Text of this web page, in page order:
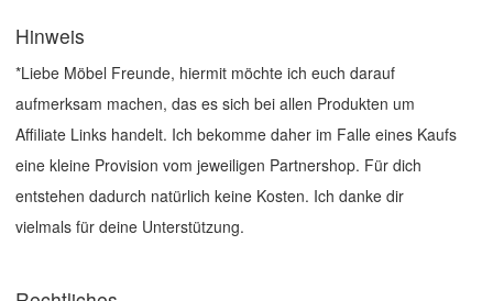
Hinweis
*Liebe Möbel Freunde, hiermit möchte ich euch darauf
aufmerksam machen, das es sich bei allen Produkten um
Affiliate Links handelt. Ich bekomme daher im Falle eines Kaufs
eine kleine Provision vom jeweiligen Partnershop. Für dich
entstehen dadurch natürlich keine Kosten. Ich danke dir
vielmals für deine Unterstützung.